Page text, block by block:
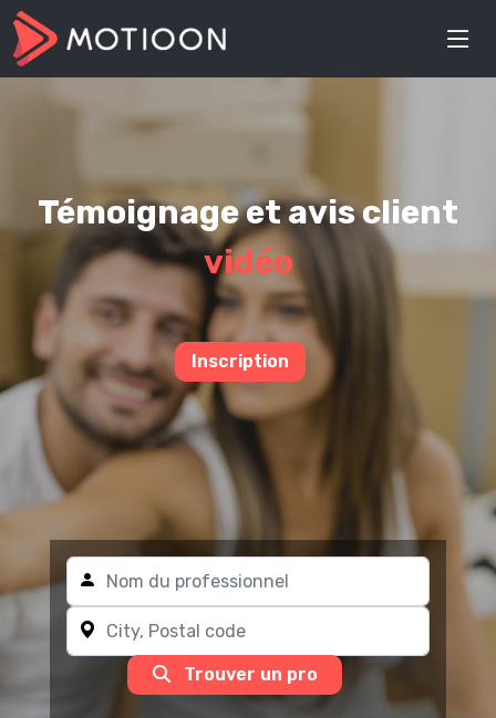
Témoignage et avis client
vidéo
Inscription
Trouver un pro